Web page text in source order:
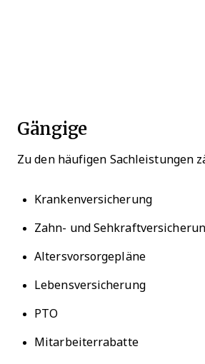
Gängige
Zu den häufigen Sachleistungen
Krankenversicherung
Zahn- und
Altersvorsorgepläne
Lebensversicherung
PTO
Mitarbeiterrabatte